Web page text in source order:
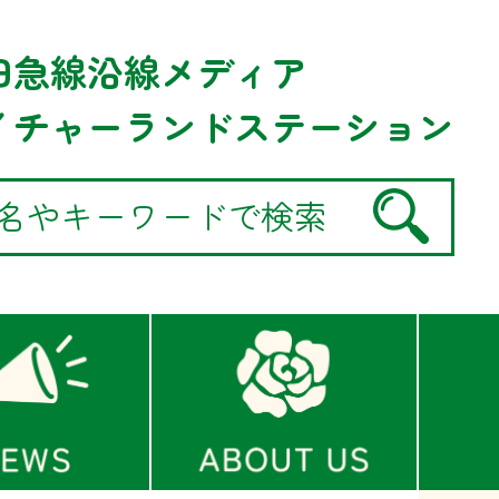
急線沿線メディア
チャーランドステーション